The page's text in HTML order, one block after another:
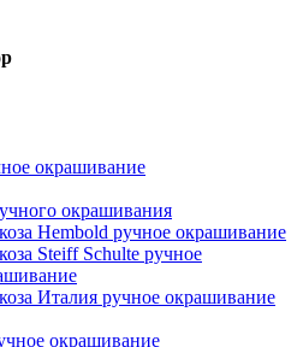
окрашивание
окрашивания
Hembold ручное окрашивание
Steiff Schulte ручное
Италия ручное окрашивание
окрашивание